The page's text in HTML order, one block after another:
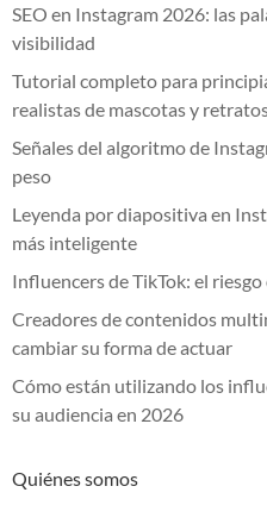
SEO en Instagram 2026: las
visibilidad
Tutorial completo para
realistas de mascotas y
Señales del algoritmo de
peso
Leyenda por diapositiva en
más inteligente
Influencers de TikTok: el
Creadores de contenidos
cambiar su forma de actuar
Cómo están utilizando los
su audiencia en 2026
Quiénes somos